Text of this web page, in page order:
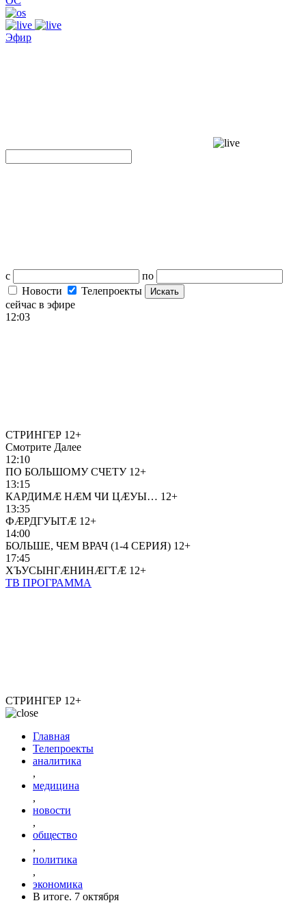
Эфир
с
по
Новости
Телепроекты Искать
сейчас в эфире
12:03
СТРИНГЕР 12+
Смотрите Далее
12:10
ПО БОЛЬШОМУ СЧЕТУ 12+
13:15
КАРДИМÆ НÆМ ЧИ ЦÆУЫ… 12+
13:35
ФÆРДГУЫТÆ 12+
14:00
БОЛЬШЕ, ЧЕМ ВРАЧ (1-4 СЕРИЯ) 12+
17:45
ХЪУСЫНГÆНИНÆГТÆ 12+
ТВ ПРОГРАММА
СТРИНГЕР 12+
Главная
Телепроекты
аналитика
,
медицина
,
новости
,
общество
,
политика
,
экономика
В итоге. 7 октября